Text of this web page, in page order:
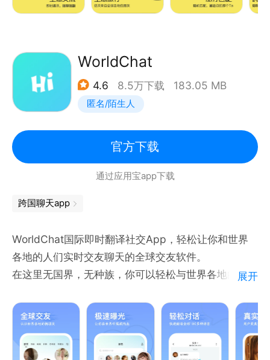
-- 可同时学习多达三门不同语言
policy
- 用户条款: https://www.hellotalk.cn/terms-of-
service
行交友。可以随机视频聊天匹配同性或者异性朋友。
交朋友、脱单、谈恋爱、找对象、找女朋友、找男朋
友，找个外国人谈场跨国网恋，恋爱奔现，上Togoo，
深夜emo，深夜无聊，都可以在Togoo找到人聊天，
在Togoo不管白天还是黑夜都有全球友人在线陪你聊
天。
Togoo自带翻译工具，支持全球100多种语言即时翻
如果你有任何想法，欢迎联系我们
QQ群：676244282
邮箱：togoo@zerophil.com
WorldChat
4.6 8.5万下载 183.05 MB
匿名/陌生人
官方下载
通过应用宝app下载
跨国聊天app
WorldChat国际即时翻译社交App，轻松让你和世界
各地的人们实时交友聊天的全球交友软件。
在这里无国界，无种族，你可以轻松与世界各地的人聊
支持多种语言实时翻译，和外国人沟通so easy!
WorldChat功能亮点：
展开